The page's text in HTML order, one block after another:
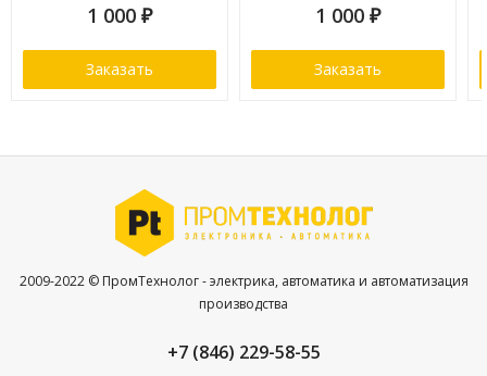
1 000 ₽
Заказать
1 000 ₽
Заказать
2009-2022 © ПромТехнолог - электрика, автоматика и автоматизация
производства
+7 (846) 229-58-55